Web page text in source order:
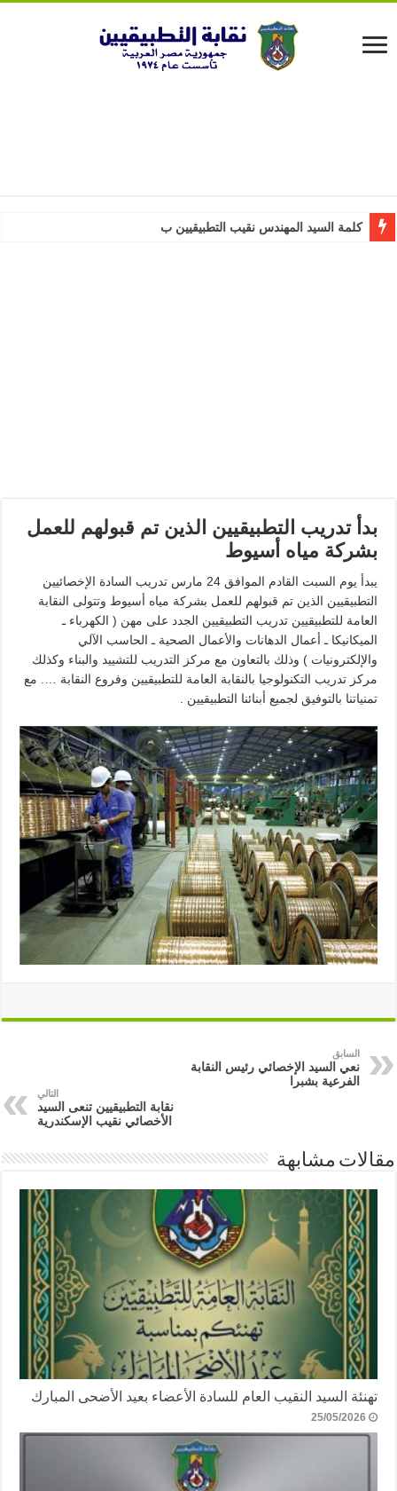
كلمة السيد المهندس نقيب التطبيقيين بمناسبة عيد ا
بدأ تدريب التطبيقيين الذين تم قبولهم للعمل
بشركة مياه أسيوط
يبدأ يوم السبت القادم الموافق 24 مارس تدريب السادة الإخصائيين
التطبيقيين الذين تم قبولهم للعمل بشركة مياه أسيوط وتتولى النقابة
العامة للتطبيقيين تدريب التطبيقيين الجدد على مهن ( الكهرباء ـ
الميكانيكا ـ أعمال الدهانات والأعمال الصحية ـ الحاسب الآلي
والإلكترونيات ) وذلك بالتعاون مع مركز التدريب للتشييد والبناء وكذلك
مركز تدريب التكنولوجيا بالنقابة العامة للتطبيقيين وفروع النقابة …. مع
تمنياتنا بالتوفيق لجميع أبنائنا التطبيقيين .
السابق
نعي السيد الإخصائي رئيس النقابة
الفرعية بشبرا
التالي
نقابة التطبيقيين تنعى السيد
الأخصائي نقيب الإسكندرية
مقالات مشابهة
تهنئة السيد النقيب العام للسادة الأعضاء بعيد الأضحى المبارك
25/05/2026